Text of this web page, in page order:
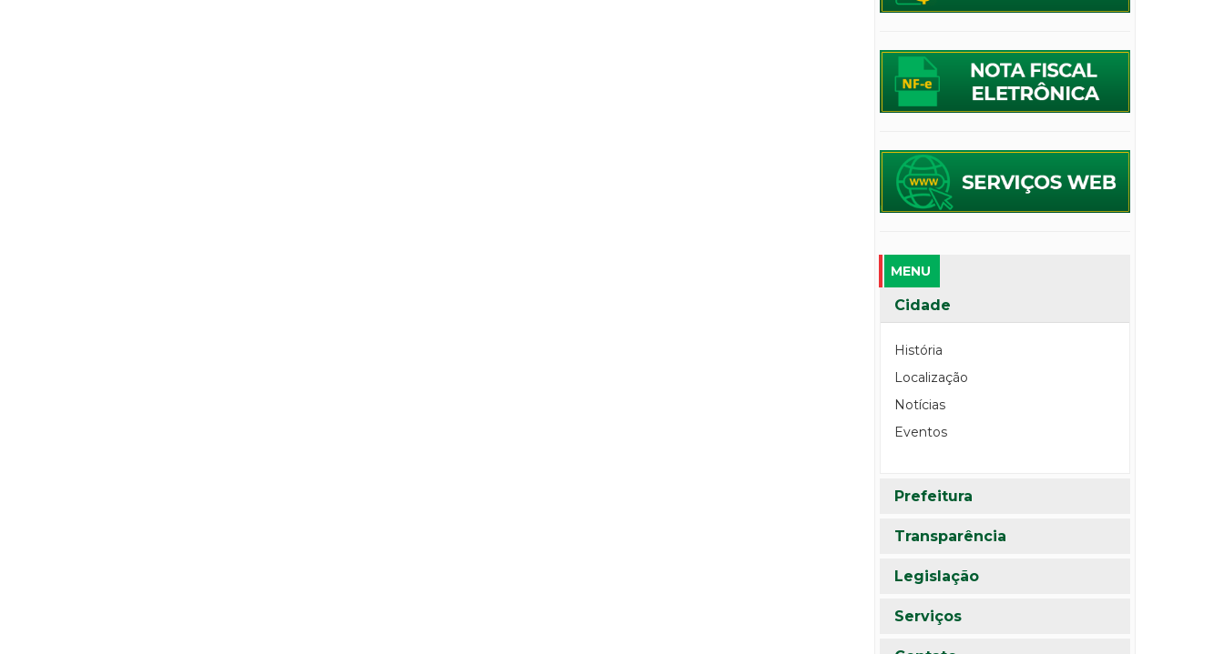
MENU
Cidade
História
Localização
Notícias
Eventos
Prefeitura
Transparência
Legislação
Serviços